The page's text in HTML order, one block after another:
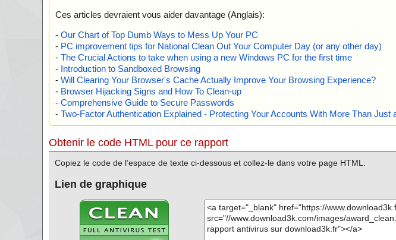
Ces articles devraient vous aider davantage (Anglais):
- Our Chart of Top Dumb Ways to Mess Up Your PC
- PC improvement tips for National Clean Out Your Computer Day (or any other day)
- The Crucial Actions to take when using a new Windows PC for the first time
- Introduction to Sandboxed Browsing
- Will Clearing Your Browser's Cache Actually Improve Your Browsing Experience?
- Browser Hijacking Signs and How To Clean-up
- Comprehensive Guide to Secure Passwords
- Two-Factor Authentication Explained - Protecting Your Accounts With More Than Just
Obtenir le code HTML pour ce rapport
Copiez le code de l’espace de texte ci-dessous et collez-le dans votre page HTML.
Lien de graphique